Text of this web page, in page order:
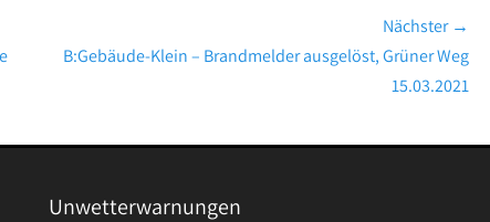
Nächster →
Nächster
B:Gebäude-Klein – Brandmelder ausgelöst, Grüner Weg
15.03.2021
Unwetterwarnungen